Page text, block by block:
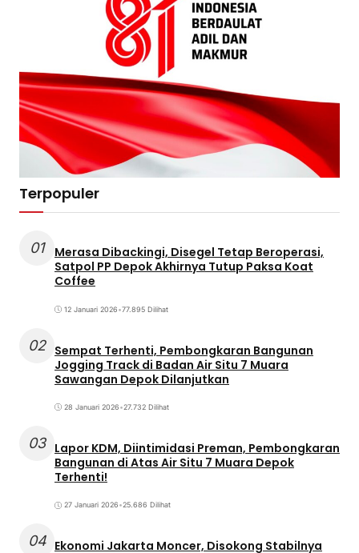
Terpopuler
01
Merasa Dibackingi, Disegel Tetap Beroperasi,
Satpol PP Depok Akhirnya Tutup Paksa Koat
Coffee
12 Januari 2026•77.895 Dilihat
02 Sempat Terhenti, Pembongkaran Bangunan
Jogging Track di Badan Air Situ 7 Muara
Sawangan Depok Dilanjutkan
28 Januari 2026•27.732 Dilihat
03 Lapor KDM, Diintimidasi Preman, Pembongkaran
Bangunan di Atas Air Situ 7 Muara Depok
Terhenti!
27 Januari 2026•25.686 Dilihat
04 Ekonomi Jakarta Moncer, Disokong Stabilnya